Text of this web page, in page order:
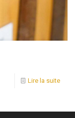
Lire la suite